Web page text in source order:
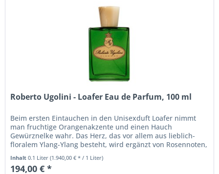
Roberto Ugolini - Loafer Eau de Parfum, 100 ml
Beim ersten Eintauchen in den Unisexduft Loafer nimmt
man fruchtige Orangenakzente und einen Hauch
Gewürznelke wahr. Das Herz, das vor allem aus lieblich-
floralem Ylang-Ylang besteht, wird ergänzt von Rosennoten,
Inhalt0.1 Liter(1.940,00 € * / 1 Liter)
194,00 € *